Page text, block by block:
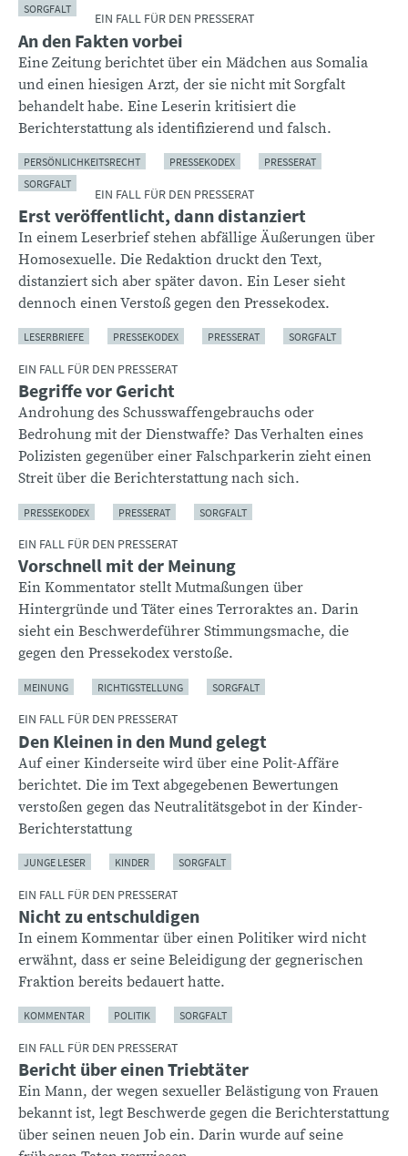
SORGFALT
EIN FALL FÜR DEN PRESSERAT
An den Fakten vorbei
Eine Zeitung berichtet über ein Mädchen aus Somalia
und einen hiesigen Arzt, der sie nicht mit Sorgfalt
behandelt habe. Eine Leserin kritisiert die
Berichterstattung als identifizierend und falsch.
PERSÖNLICHKEITSRECHT PRESSEKODEX
PRESSERAT
SORGFALT
EIN FALL FÜR DEN PRESSERAT
Erst veröffentlicht, dann distanziert
In einem Leserbrief stehen abfällige Äußerungen über
Homosexuelle. Die Redaktion druckt den Text,
distanziert sich aber später davon. Ein Leser sieht
dennoch einen Verstoß gegen den Pressekodex.
LESERBRIEFE PRESSEKODEX PRESSERAT SORGFALT
EIN FALL FÜR DEN PRESSERAT
Begriffe vor Gericht
Androhung des Schusswaffengebrauchs oder
Bedrohung mit der Dienstwaffe? Das Verhalten eines
Polizisten gegenüber einer Falschparkerin zieht einen
Streit über die Berichterstattung nach sich.
PRESSEKODEX PRESSERAT SORGFALT
EIN FALL FÜR DEN PRESSERAT
Vorschnell mit der Meinung
Ein Kommentator stellt Mutmaßungen über
Hintergründe und Täter eines Terroraktes an. Darin
sieht ein Beschwerdeführer Stimmungsmache, die
gegen den Pressekodex verstoße.
MEINUNG RICHTIGSTELLUNG SORGFALT
EIN FALL FÜR DEN PRESSERAT
Den Kleinen in den Mund gelegt
Auf einer Kinderseite wird über eine Polit-Affäre
berichtet. Die im Text abgegebenen Bewertungen
verstoßen gegen das Neutralitätsgebot in der Kinder-
Berichterstattung
JUNGE LESER KINDER SORGFALT
EIN FALL FÜR DEN PRESSERAT
Nicht zu entschuldigen
In einem Kommentar über einen Politiker wird nicht
erwähnt, dass er seine Beleidigung der gegnerischen
Fraktion bereits bedauert hatte.
KOMMENTAR POLITIK SORGFALT
EIN FALL FÜR DEN PRESSERAT
Bericht über einen Triebtäter
Ein Mann, der wegen sexueller Belästigung von Frauen
bekannt ist, legt Beschwerde gegen die Berichterstattung
über seinen neuen Job ein. Darin wurde auf seine